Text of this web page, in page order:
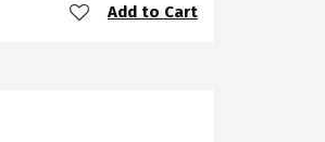
Add to Cart